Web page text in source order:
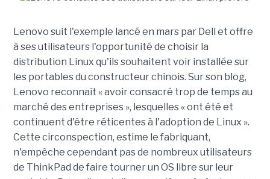
Lenovo suit l'exemple lancé en mars par Dell et offre
à ses utilisateurs l'opportunité de choisir la
distribution Linux qu'ils souhaitent voir installée sur
les portables du constructeur chinois. Sur son blog,
Lenovo reconnaît « avoir consacré trop de temps au
marché des entreprises », lesquelles « ont été et
continuent d'être réticentes à l'adoption de Linux ».
Cette circonspection, estime le fabriquant,
n'empêche cependant pas de nombreux utilisateurs
de ThinkPad de faire tourner un OS libre sur leur